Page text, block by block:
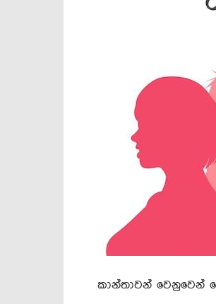
කාන්තාවන් වෙනුවෙන්